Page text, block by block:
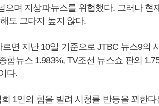
으며 지상파뉴스를 위협했다. 그러나 현
도 그다지 높지 않다.
면 지난 10일 기준으로 JTBC 뉴스9의
합뉴스 1.983%, TV조선 뉴스쇼 판의
다.
1인의 힘을 빌려 시청률 반등을 꾀한